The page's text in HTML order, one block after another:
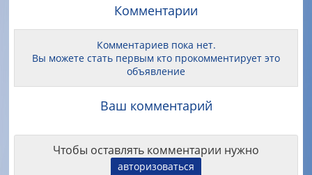
Комментарии
Комментариев пока нет.
Вы можете стать первым кто прокомментирует это
объявление
Ваш комментарий
Чтобы оставлять комментарии нужно
авторизоваться